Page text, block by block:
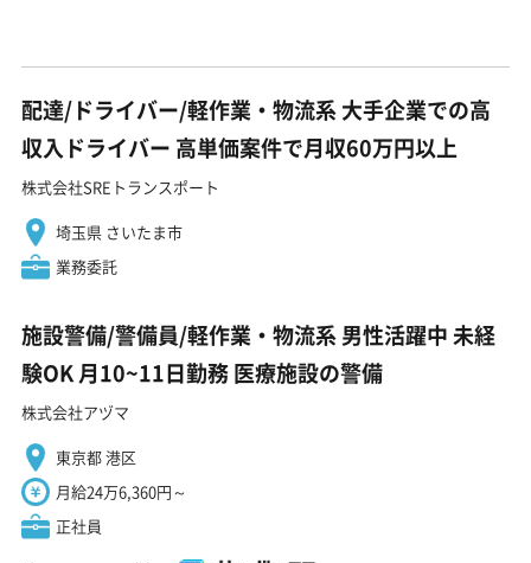
配達/ドライバー/軽作業・物流系 大手企業での高
収入ドライバー 高単価案件で月収60万円以上
株式会社SREトランスポート
埼玉県 さいたま市
業務委託
施設警備/警備員/軽作業・物流系 男性活躍中 未経
験OK 月10~11日勤務 医療施設の警備
株式会社アヅマ
東京都 港区
月給24万6,360円～
正社員